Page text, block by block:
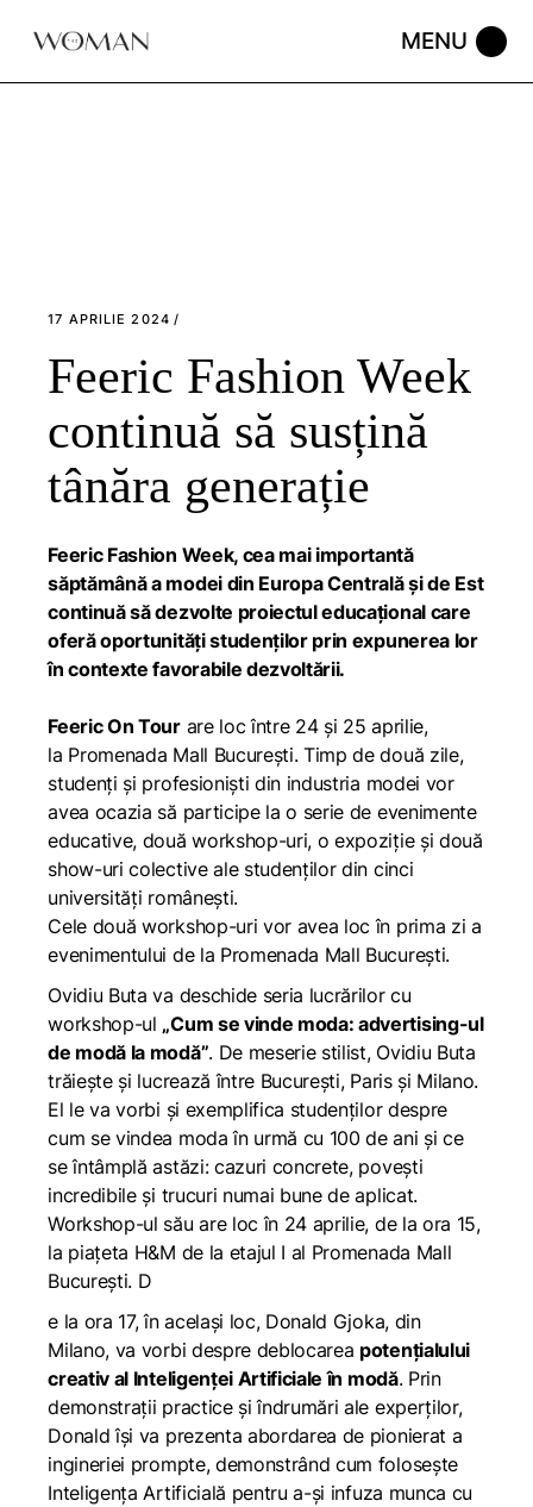
17 APRILIE 2024
Feeric Fashion Week
continuă să susțină
tânăra generație
Feeric Fashion Week, cea mai importantă
săptămână a modei din Europa Centrală și de Est
continuă să dezvolte proiectul educațional care
oferă oportunități studenților prin expunerea lor
în contexte favorabile dezvoltării.
Feeric On Tourare loc între 24 și 25 aprilie,
la Promenada Mall București. Timp de două zile,
studenți și profesioniști din industria modei vor
avea ocazia să participe la o serie de evenimente
educative, două workshop-uri, o expoziție și două
show-uri colective ale studenților din cinci
universități românești.
Cele două workshop-uri vor avea loc în prima zi a
evenimentului de la Promenada Mall București.
Ovidiu Buta va deschide seria lucrărilor cu
workshop-ul „Cum se vinde moda: advertising-ul
de modă la modă”. De meserie stilist, Ovidiu Buta
trăiește și lucrează între București, Paris și Milano.
El le va vorbi și exemplifica studenților despre
cum se vindea moda în urmă cu 100 de ani și ce
se întâmplă astăzi: cazuri concrete, povești
incredibile și trucuri numai bune de aplicat.
Workshop-ul său are loc în 24 aprilie, de la ora 15,
la piațeta H&M de la etajul I al Promenada Mall
București. D
e la ora 17, în același loc, Donald Gjoka, din
Milano, va vorbi despre deblocarea potențialului
creativ al Inteligenței Artificiale în modă. Prin
demonstrații practice și îndrumări ale experților,
Donald își va prezenta abordarea de pionierat a
ingineriei prompte, demonstrând cum folosește
Inteligența Artificială pentru a-și infuza munca cu